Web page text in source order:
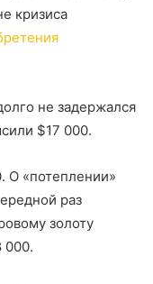
кризиса
не задержался
$17 000.
О «потеплении»
раз
золоту
000.